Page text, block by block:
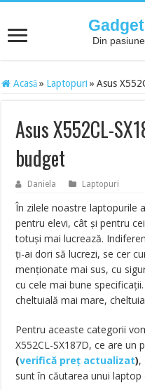
Din
Acasă » Laptopuri » Asus
Asus X552CL-
budget
Daniela Laptopuri
În zilele noastre laptopurile
pentru elevi, cât și pentru
totuși mai lucrează.
ți-ai dori să lucrezi, se cer
menționate mai sus, cu
cu cele mai bune
cheltuială mai mare,
Pentru aceaste categorii
X552CL-SX187D, ce are un
(verifică preț actualizat),
sunt în căutarea unui laptop